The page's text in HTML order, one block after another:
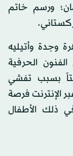
ورسم خاتم
وجدة وأتيليه
الحرفية
بسبب تفشي
عبر الإنترنت فرصة
ذلك الأطفال